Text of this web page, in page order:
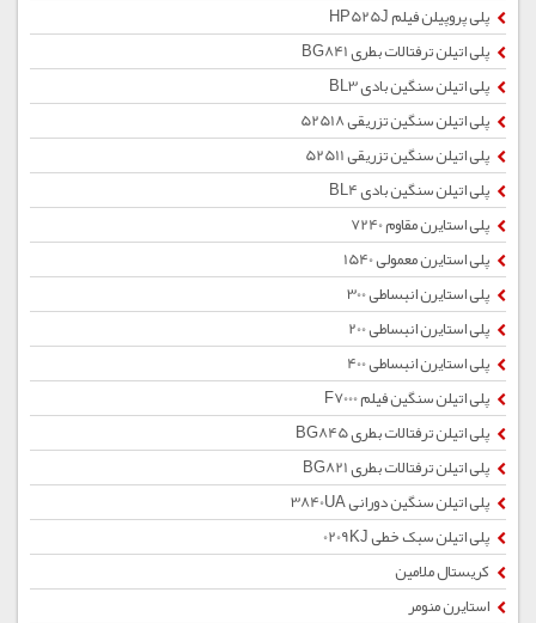
پلی پروپیلن فیلم HP525J
پلی اتیلن ترفتالات بطری BG841
پلی اتیلن سنگین بادی BL3
پلی اتیلن سنگین تزریقی 52518
پلی اتیلن سنگین تزریقی 52511
پلی اتیلن سنگین بادی BL4
پلی استایرن مقاوم 7240
پلی استایرن معمولی 1540
پلی استایرن انبساطی 300
پلی استایرن انبساطی 200
پلی استایرن انبساطی 400
پلی اتیلن سنگین فیلم F7000
پلی اتیلن ترفتالات بطری BG845
پلی اتیلن ترفتالات بطری BG821
پلی اتیلن سنگین دورانی 3840UA
پلی اتیلن سبک خطی 0209KJ
کریستال ملامین
استایرن منومر